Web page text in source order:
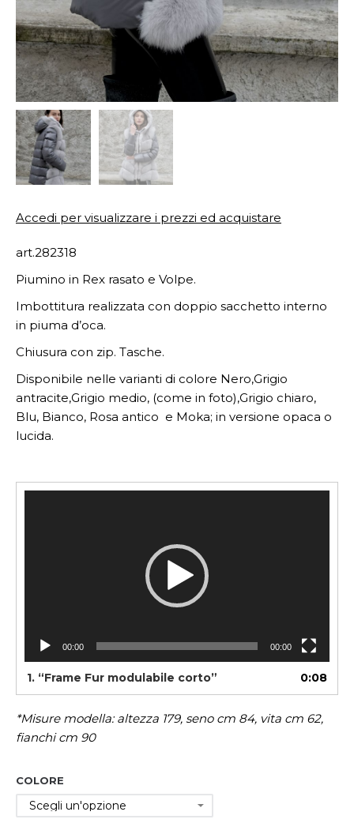
Accedi per visualizzare i prezzi ed acquistare
art.282318
Piumino in Rex rasato e Volpe.
Imbottitura realizzata con doppio sacchetto interno
in piuma d’oca.
Chiusura con zip. Tasche.
Disponibile nelle varianti di colore Nero,Grigio
antracite,Grigio medio, (come in foto),Grigio chiaro,
Blu, Bianco, Rosa antico e Moka; in versione opaca o
lucida.
00:00 00:00
1. “Frame Fur modulabile corto” 0:08
*Misure modella: altezza 179, seno cm 84, vita cm 62,
fianchi cm 90
COLORE